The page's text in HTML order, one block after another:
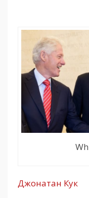
Джонатан Кук